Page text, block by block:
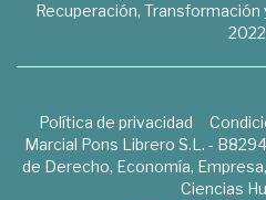
Recuperación,
Política de privacidad
Marcial Pons Librero S.L. -
de Derecho, Economía,
Ciencias